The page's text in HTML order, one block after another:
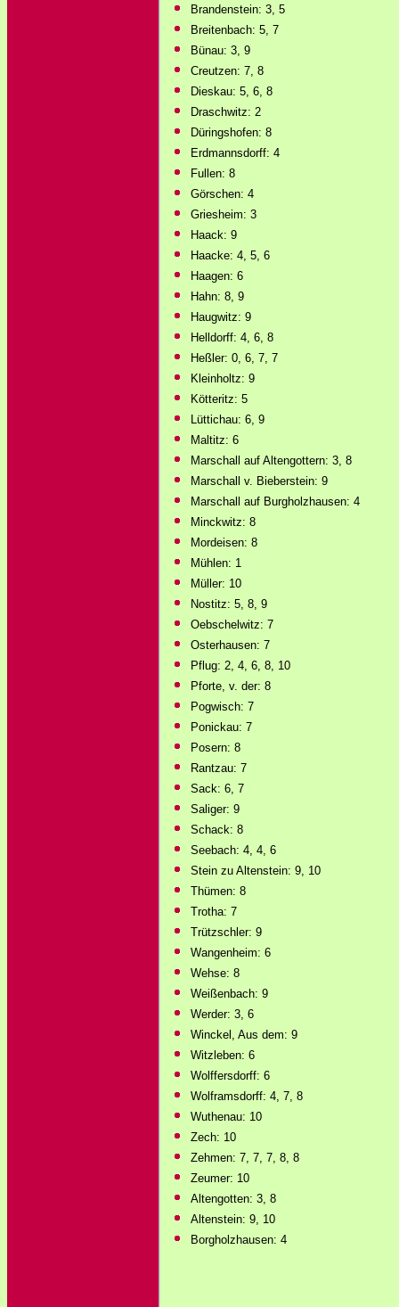
Brandenstein: 3, 5
Breitenbach: 5, 7
Bünau: 3, 9
Creutzen: 7, 8
Dieskau: 5, 6, 8
Draschwitz: 2
Düringshofen: 8
Erdmannsdorff: 4
Fullen: 8
Görschen: 4
Griesheim: 3
Haack: 9
Haacke: 4, 5, 6
Haagen: 6
Hahn: 8, 9
Haugwitz: 9
Helldorff: 4, 6, 8
Heßler: 0, 6, 7, 7
Kleinholtz: 9
Kötteritz: 5
Lüttichau: 6, 9
Maltitz: 6
Marschall auf Altengottern: 3, 8
Marschall v. Bieberstein: 9
Marschall auf Burgholzhausen: 4
Minckwitz: 8
Mordeisen: 8
Mühlen: 1
Müller: 10
Nostitz: 5, 8, 9
Oebschelwitz: 7
Osterhausen: 7
Pflug: 2, 4, 6, 8, 10
Pforte, v. der: 8
Pogwisch: 7
Ponickau: 7
Posern: 8
Rantzau: 7
Sack: 6, 7
Saliger: 9
Schack: 8
Seebach: 4, 4, 6
Stein zu Altenstein: 9, 10
Thümen: 8
Trotha: 7
Trützschler: 9
Wangenheim: 6
Wehse: 8
Weißenbach: 9
Werder: 3, 6
Winckel, Aus dem: 9
Witzleben: 6
Wolffersdorff: 6
Wolframsdorff: 4, 7, 8
Wuthenau: 10
Zech: 10
Zehmen: 7, 7, 7, 8, 8
Zeumer: 10
Altengotten: 3, 8
Altenstein: 9, 10
Borgholzhausen: 4